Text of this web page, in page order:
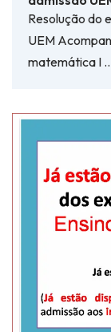
Resolução do
UEM
matemática I